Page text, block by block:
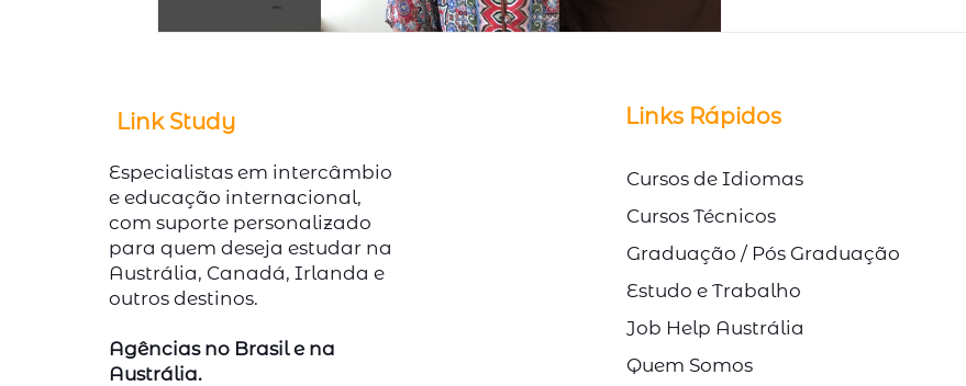
Link Study
Especialistas em intercâmbio
e educação internacional,
com suporte personalizado
para quem deseja estudar na
Austrália, Canadá, Irlanda e
outros destinos.
Agências no Brasil e na
Austrália.
Links Rápidos
Cursos de Idiomas
Cursos Técnicos
Graduação / Pós Graduação
Estudo e Trabalho
Job Help Austrália
Quem Somos